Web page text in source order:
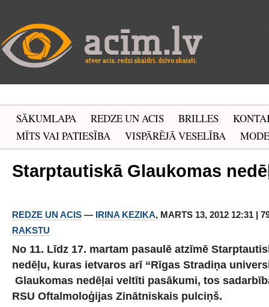
SĀKUMLAPA REDZE UN ACIS BRILLES
MĪTS VAI PATIESĪBA
VISPĀRĒJĀ VESELĪBA MODE
Starptautiskā Glaukomas
REDZE UN ACIS — IRINA KEZIKA, MARTS 13, 2012 12:31 |
RAKSTU
No 11. Līdz 17. martam pasaulē atzīmē
nedēļu, kuras ietvaros arī “Rīgas Stradiņa
Glaukomas nedēļai veltīti pasākumi, tos
RSU Oftalmoloģijas Zinātniskais pulciņš.